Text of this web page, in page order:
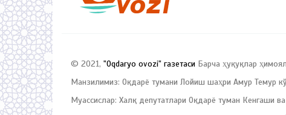
© 2021, "Oqdaryo ovozi" газетаси Барча ҳуқуқлар
Манзилимиз: Оқдарё тумани Лойиш шаҳри Амур Темур
Муассислар: Халқ депутатлари Оқдарё туман Кенгаши